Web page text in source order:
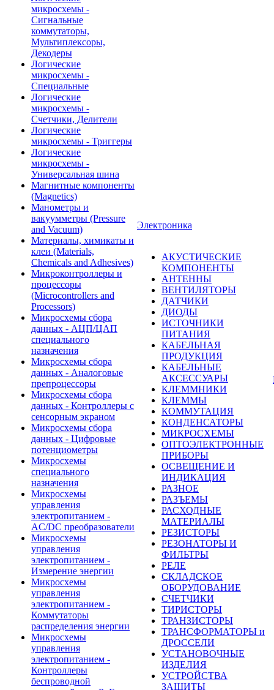
микросхемы -
Сигнальные
коммутаторы,
Мультиплексоры,
Декодеры
Логические
микросхемы -
Специальные
Логические
микросхемы -
Счетчики, Делители
Логические
микросхемы - Триггеры
Логические
микросхемы -
Универсальная шина
Магнитные компоненты
(Magnetics)
Манометры и
вакуумметры (Pressure
and Vacuum)
Материалы, химикаты и
клеи (Materials,
Chemicals and Adhesives)
Микроконтроллеры и
процессоры
(Microcontrollers and
Processors)
Микросхемы сбора
данных - АЦП/ЦАП
специального
назначения
Микросхемы сбора
данных - Аналоговые
препроцессоры
Микросхемы сбора
данных - Контроллеры с
сенсорным экраном
Микросхемы сбора
данных - Цифровые
потенциометры
Микросхемы
специального
назначения
Микросхемы
управления
электропитанием -
AC/DC преобразователи
Микросхемы
управления
электропитанием -
Измерение энергии
Микросхемы
управления
электропитанием -
Коммутаторы
распределения энергии
Микросхемы
управления
электропитанием -
Контроллеры
беспроводной
Электроника
АКУСТИЧЕСКИЕ
КОМПОНЕНТЫ
АНТЕННЫ
ВЕНТИЛЯТОРЫ
ДАТЧИКИ
ДИОДЫ
ИСТОЧНИКИ
ПИТАНИЯ
КАБЕЛЬНАЯ
ПРОДУКЦИЯ
КАБЕЛЬНЫЕ
АКСЕССУАРЫ
КЛЕММНИКИ
КЛЕММЫ
КОММУТАЦИЯ
КОНДЕНСАТОРЫ
МИКРОСХЕМЫ
ОПТОЭЛЕКТРОННЫЕ
ПРИБОРЫ
ОСВЕЩЕНИЕ И
ИНДИКАЦИЯ
РАЗНОЕ
РАЗЪЕМЫ
РАСХОДНЫЕ
МАТЕРИАЛЫ
РЕЗИСТОРЫ
РЕЗОНАТОРЫ И
ФИЛЬТРЫ
РЕЛЕ
СКЛАДСКОЕ
ОБОРУДОВАНИЕ
СЧЕТЧИКИ
ТИРИСТОРЫ
ТРАНЗИСТОРЫ
ТРАНСФОРМАТОРЫ и
ДРОССЕЛИ
УСТАНОВОЧНЫЕ
ИЗДЕЛИЯ
УСТРОЙСТВА
ЗАЩИТЫ